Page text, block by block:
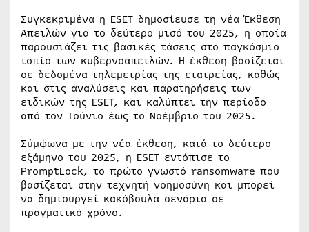
Συγκεκριμένα η ESET δημοσίευσε τη νέα Έκθεση
Απειλών για το δεύτερο μισό του 2025, η οποία
παρουσιάζει τις βασικές τάσεις στο παγκόσμιο
τοπίο των κυβερνοαπειλών. Η έκθεση βασίζεται
σε δεδομένα τηλεμετρίας της εταιρείας, καθώς
και στις αναλύσεις και παρατηρήσεις των
ειδικών της ESET, και καλύπτει την περίοδο
από τον Ιούνιο έως το Νοέμβριο του 2025.
Σύμφωνα με την νέα έκθεση, κατά το δεύτερο
εξάμηνο του 2025, η ESET εντόπισε το
PromptLock, το πρώτο γνωστό ransomware που
βασίζεται στην τεχνητή νοημοσύνη και μπορεί
να δημιουργεί κακόβουλα σενάρια σε
πραγματικό χρόνο.